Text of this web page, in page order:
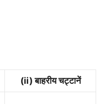
(ii) बाहरीय चट्टानें